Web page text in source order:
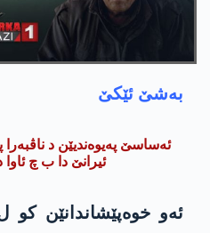
به‌شێ ئێكێ
ئەساسێ پەیوەندیێن د ناڤبەرا
ئیرانێ دا ب چ